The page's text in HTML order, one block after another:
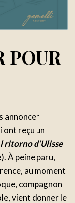
POUR
annoncer
ont reçu un
l ritorno d’Ulisse
À peine paru,
au moment
compagnon
vient donner le